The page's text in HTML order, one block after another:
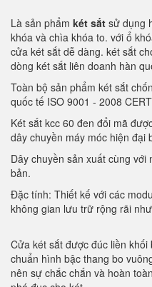
Là sản phẩm két sắt sử dụng
khóa và chìa khóa to. với ổ
cửa két sắt dễ dàng. két sắt
dòng két sắt liên doanh hàn
Toàn bộ sản phẩm két sắt
quốc tế ISO 9001 - 2008
Két sắt kcc 60 đen đổi mã
dây chuyền máy móc hiện đại
Dây chuyền sản xuất cùng
bản.
Đặc tính: Thiết kế với các
không gian lưu trữ rộng rãi
Cửa két sắt được đúc liền
chuẩn hình bậc thang bo
nên sự chắc chắn và hoàn